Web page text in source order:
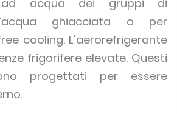
ad acqua dei gruppi di
ghiacciata o per
cooling. L'aerorefrigerante
frigorifere elevate. Questi
progettati per essere